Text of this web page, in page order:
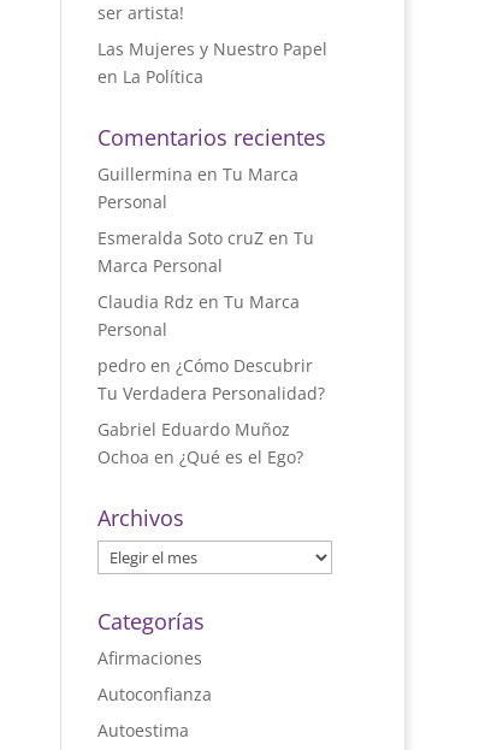
ser artista!
Las Mujeres y Nuestro Papel
en La Política
Comentarios recientes
Guillermina en Tu Marca
Personal
Esmeralda Soto cruZen Tu
Marca Personal
Claudia Rdz en Tu Marca
Personal
pedroen ¿Cómo Descubrir
Tu Verdadera Personalidad?
Gabriel Eduardo Muñoz
Ochoa en ¿Qué es el Ego?
Archivos
Archivos
Categorías
Afirmaciones
Autoconfianza
Autoestima